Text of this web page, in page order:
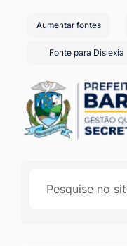
de
atalhos
e
links
de
para
[alt+1]
Ir
para
Aumentar fontes
Fonte para Dislexia